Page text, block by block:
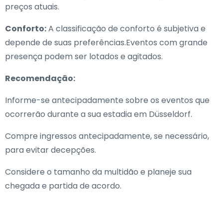
preços atuais.
Conforto:A classificação de conforto é subjetiva e
depende de suas preferências.Eventos com grande
presença podem ser lotados e agitados.
Recomendação:
Informe-se antecipadamente sobre os eventos que
ocorrerão durante a sua estadia em Düsseldorf.
Compre ingressos antecipadamente, se necessário,
para evitar decepções.
Considere o tamanho da multidão e planeje sua
chegada e partida de acordo.